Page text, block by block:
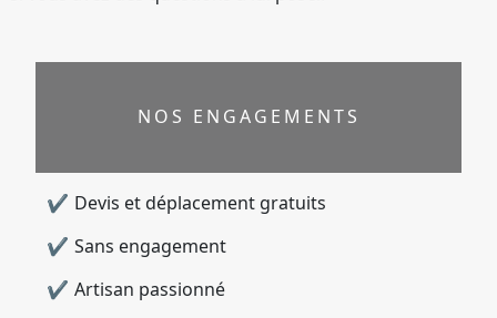
NOS ENGAGEMENTS
Devis et déplacement gratuits
Sans engagement
Artisan passionné